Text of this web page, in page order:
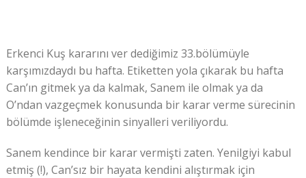
Erkenci Kuş kararını ver dediğimiz 33.bölümüyle
karşımızdaydı bu hafta. Etiketten yola çıkarak bu hafta
Can’ın gitmek ya da kalmak, Sanem ile olmak ya da
O’ndan vazgeçmek konusunda bir karar verme sürecinin
bölümde işleneceğinin sinyalleri veriliyordu.
Sanem kendince bir karar vermişti zaten. Yenilgiyi kabul
etmiş (!), Can’sız bir hayata kendini alıştırmak için